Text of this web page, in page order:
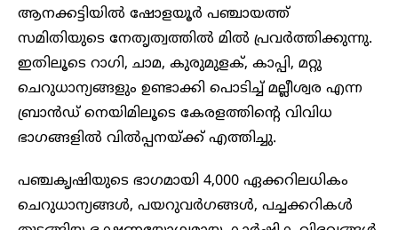
ആനക്കട്ടിയിൽ ഷോളയൂർ പഞ്ചായത്ത്
സമിതിയുടെ നേതൃത്വത്തിൽ മിൽ പ്രവർത്തിക്കുന്നു.
ഇതിലൂടെ റാഗി, ചാമ, കുരുമുളക്, കാപ്പി, മറ്റു
ചെറുധാന്യങ്ങളും ഉണ്ടാക്കി പൊടിച്ച് മല്ലീശ്വര എന്ന
ബ്രാൻഡ് നെയിമിലൂടെ കേരളത്തിന്റെ വിവിധ
ഭാഗങ്ങളിൽ വിൽപ്പനയ്ക്ക് എത്തിച്ചു.
പഞ്ചകൃഷിയുടെ ഭാഗമായി 4,000 ഏക്കറിലധികം
ചെറുധാന്യങ്ങൾ, പയറുവർഗങ്ങൾ, പച്ചക്കറികൾ